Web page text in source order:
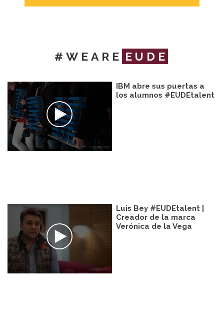
#WEARE EUDE
IBM abre sus puertas a
los alumnos #EUDEtalent
Luis Bey #EUDEtalent |
Creador de la marca
Verónica de la Vega